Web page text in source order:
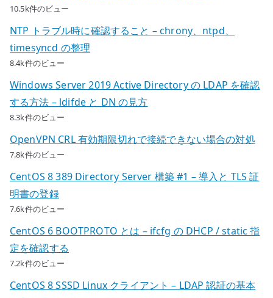
10.5k件のビュー
NTP トラブル時に確認すること – chrony、ntpd、
timesyncd の整理
8.4k件のビュー
Windows Server 2019 Active Directory の LDAP を確認
する方法 – ldifde と DN の見方
8.3k件のビュー
OpenVPN CRL 有効期限切れで接続できない場合の対処
7.8k件のビュー
CentOS 8 389 Directory Server 構築 #1 – 導入と TLS 証
明書の登録
7.6k件のビュー
CentOS 6 BOOTPROTO とは – ifcfg の DHCP / static 指
定を確認する
7.2k件のビュー
CentOS 8 SSSD Linux クライアント – LDAP 認証の基本